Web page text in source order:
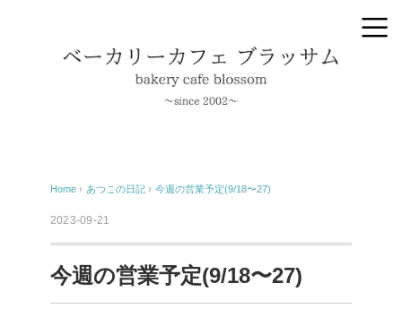
Home › あつこの日記 › 今週の営業予定(9/18〜27)
2023-09-21
今週の営業予定(9/18〜27)